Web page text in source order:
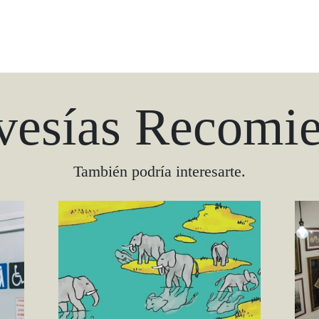
También podría interesarte.